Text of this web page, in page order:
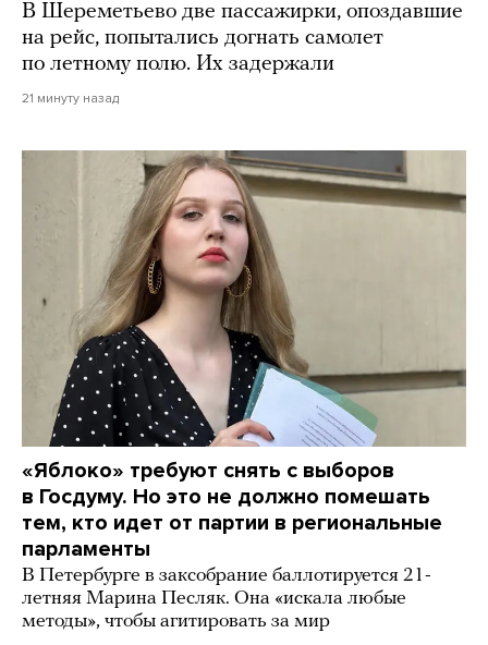
В Шереметьево две пассажирки, опоздавшие
на рейс, попытались догнать самолет
по летному полю. Их задержали
21 минуту назад
«Яблоко» требуют снять с выборов
в Госдуму. Но это не должно помешать
тем, кто идет от партии в региональные
парламенты
В Петербурге в заксобрание баллотируется 21-
летняя Марина Песляк. Она «искала любые
методы», чтобы агитировать за мир